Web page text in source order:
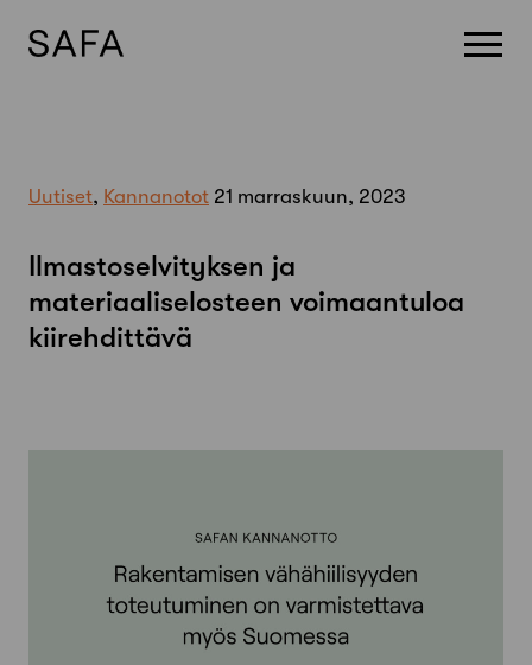
Uutiset, Kannanotot 21 marraskuun, 2023
Ilmastoselvityksen ja
materiaaliselosteen voimaantuloa
kiirehdittävä